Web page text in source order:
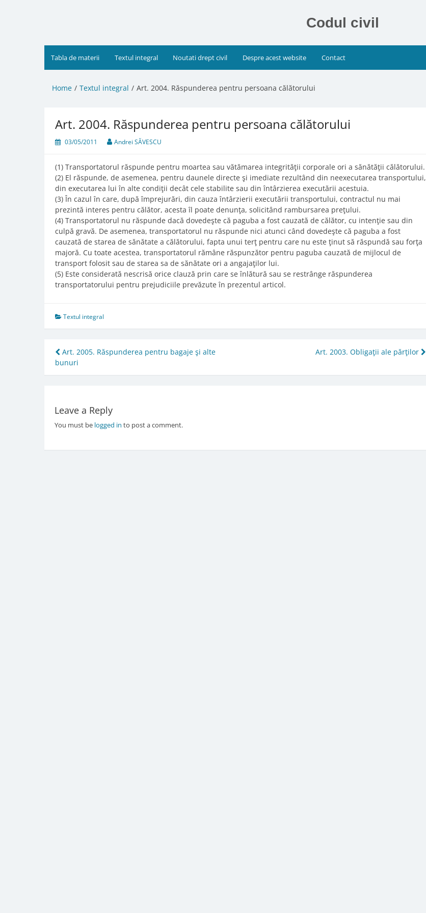
Codul civil
Tabla de materii Textul integral Noutati drept civil Despre acest website Contact
Home Textul integral Art. 2004. Răspunderea pentru persoana călătorului
Art. 2004. Răspunderea pentru persoana călătorului
03/05/2011 Andrei SĂVESCU
(1) Transportatorul răspunde pentru moartea sau vătămarea integrităţii corporale ori a sănătăţii călătorului.
(2) El răspunde, de asemenea, pentru daunele directe şi imediate rezultând din neexecutarea transportului,
din executarea lui în alte condiţii decât cele stabilite sau din întârzierea executării acestuia.
(3) În cazul în care, după împrejurări, din cauza întârzierii executării transportului, contractul nu mai
prezintă interes pentru călător, acesta îl poate denunţa, solicitând rambursarea preţului.
(4) Transportatorul nu răspunde dacă dovedeşte că paguba a fost cauzată de călător, cu intenţie sau din
culpă gravă. De asemenea, transportatorul nu răspunde nici atunci când dovedeşte că paguba a fost
cauzată de starea de sănătate a călătorului, fapta unui terţ pentru care nu este ţinut să răspundă sau forţa
majoră. Cu toate acestea, transportatorul rămâne răspunzător pentru paguba cauzată de mijlocul de
transport folosit sau de starea sa de sănătate ori a angajaţilor lui.
(5) Este considerată nescrisă orice clauză prin care se înlătură sau se restrânge răspunderea
transportatorului pentru prejudiciile prevăzute în prezentul articol.
Textul integral
Post
navigation
Art. 2005. Răspunderea pentru bagaje şi alte
bunuri
Art. 2003. Obligaţii ale părţilor
Leave a Reply
You must be logged in to post a comment.